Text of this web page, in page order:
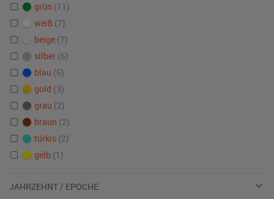
grün (11)
weiß (7)
beige (7)
silber (5)
blau (5)
gold (3)
grau (2)
braun (2)
türkis (2)
gelb (1)
JAHRZEHNT / EPOCHE